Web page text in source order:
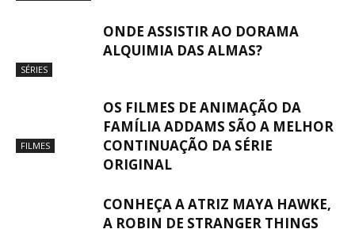
SÉRIES
ONDE ASSISTIR AO DORAMA
ALQUIMIA DAS ALMAS?
FILMES
OS FILMES DE ANIMAÇÃO DA
FAMÍLIA ADDAMS SÃO A MELHOR
CONTINUAÇÃO DA SÉRIE
ORIGINAL
CONHEÇA A ATRIZ MAYA HAWKE,
A ROBIN DE STRANGER THINGS